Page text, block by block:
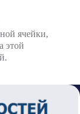
ячейки,
этой